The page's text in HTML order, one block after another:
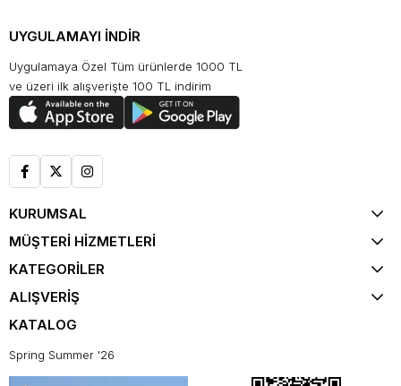
UYGULAMAYI İNDİR
Uygulamaya Özel Tüm ürünlerde 1000 TL
ve üzeri ilk alışverişte 100 TL indirim
KURUMSAL
MÜŞTERİ HİZMETLERİ
KATEGORİLER
ALIŞVERİŞ
KATALOG
Spring Summer '26